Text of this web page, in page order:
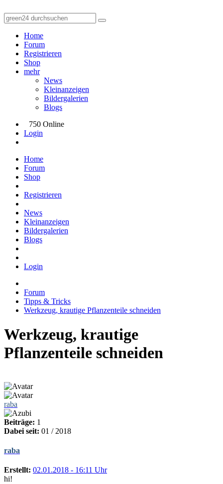
Home
Forum
Registrieren
Shop
mehr
News
Kleinanzeigen
Bildergalerien
Blogs
750 Online
Login
Home
Forum
Shop
Registrieren
News
Kleinanzeigen
Bildergalerien
Blogs
Login
Forum
Tipps & Tricks
Werkzeug, krautige Pflanzenteile schneiden
Werkzeug, krautige
Pflanzenteile schneiden
raba
Beiträge: 1
Dabei seit: 01 / 2018
raba
Erstellt: 02.01.2018 - 16:11 Uhr
hi!